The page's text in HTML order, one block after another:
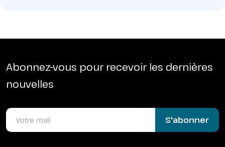
Abonnez-vous pour recevoir les dernières
nouvelles
S'abonner